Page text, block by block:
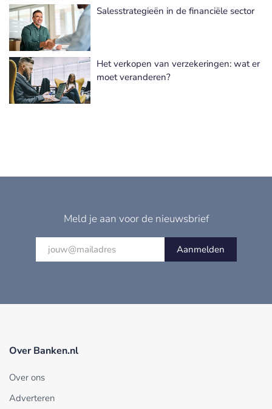
Salesstrategieën in de financiële sector
Het verkopen van verzekeringen: wat er
moet veranderen?
Meld je aan voor de nieuwsbrief
Aanmelden
Over Banken.nl
Over ons
Adverteren